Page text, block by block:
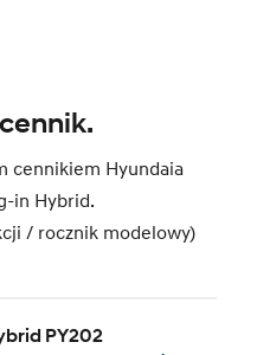
cennikiem Hyundaia
in Hybrid.
/ rocznik modelowy)
PY202